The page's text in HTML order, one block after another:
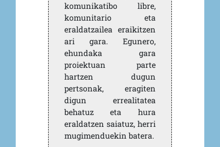
komunikatibo libre,
komunitario eta
eraldatzailea eraikitzen
ari gara. Egunero,
ehundaka gara
proiektuan parte
hartzen dugun
pertsonak, eragiten
digun errealitatea
behatuz eta hura
eraldatzen saiatuz, herri
mugimenduekin batera.